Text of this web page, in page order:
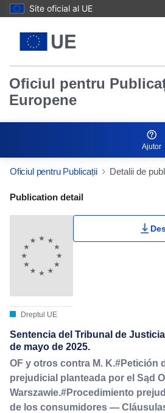
Site oficial al UE
Oficiul pentru
Europene
Ajutor
Oficiul pentru Publicații Detalii de
Publication Detail
Publication detail
Dreptul UE
Sentencia del Tribunal de
de mayo de 2025.
OF y otros contra M. K.#Petición
prejudicial planteada por el Sąd
Warszawie.#Procedimiento
de los consumidores —